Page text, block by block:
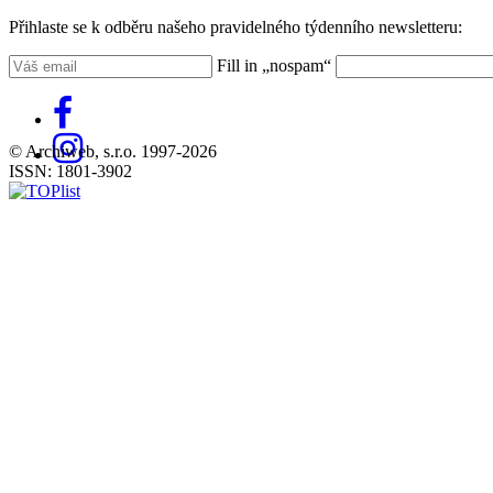
Přihlaste se k odběru našeho pravidelného týdenního newsletteru:
Fill in „nospam“
© Archiweb, s.r.o. 1997-2026
ISSN: 1801-3902